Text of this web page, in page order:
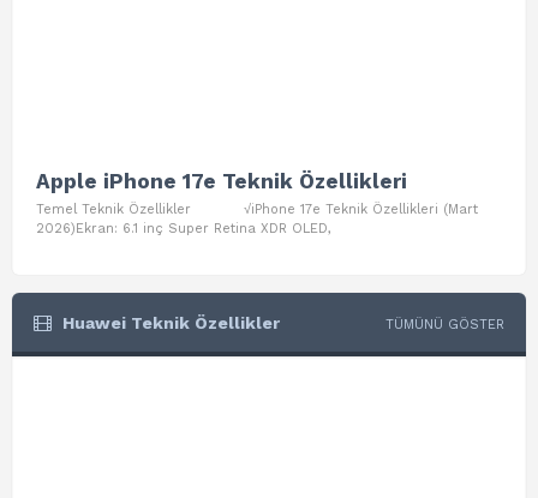
Apple iPhone 17e Teknik Özellikleri
Temel Teknik Özellikler √iPhone 17e Teknik Özellikleri (Mart
2026)Ekran: 6.1 inç Super Retina XDR OLED,
Huawei Teknik Özellikler TÜMÜNÜ GÖSTER